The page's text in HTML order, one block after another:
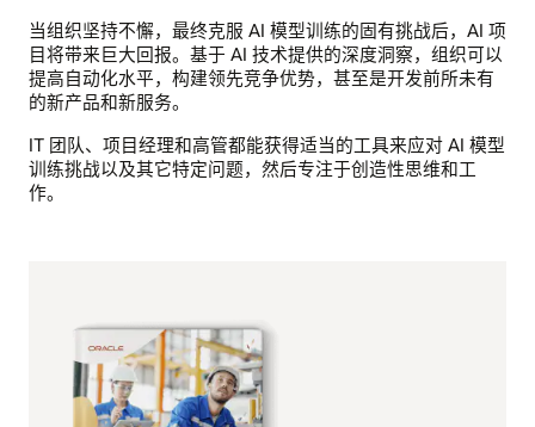
当组织坚持不懈，最终克服 AI 模型训练的固有挑战后，AI 项
目将带来巨大回报。基于 AI 技术提供的深度洞察，组织可以
提高自动化水平，构建领先竞争优势，甚至是开发前所未有
的新产品和新服务。
IT 团队、项目经理和高管都能获得适当的工具来应对 AI 模型
训练挑战以及其它特定问题，然后专注于创造性思维和工
作。